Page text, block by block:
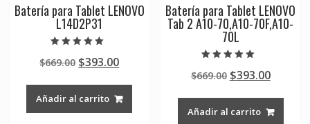
Batería para Tablet LENOVO
L14D2P31
5.00
de 5
$669.00 Original
was:
$669.00.
$393.00Current
$393.00.
Añadir al carrito
Batería para Tablet LENOVO
Tab 2 A10-70,A10-70F,A10-
70L
5.00
de 5
$669.00 Original
was:
$669.00.
$393.00
Añadir al carrito